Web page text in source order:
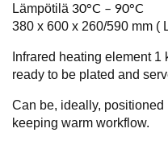
Lämpötilä 30°C – 90°C
380 x 600 x 260/590 mm (
Infrared heating element 1
ready to be plated and
Can be, ideally, positioned
keeping warm workflow.